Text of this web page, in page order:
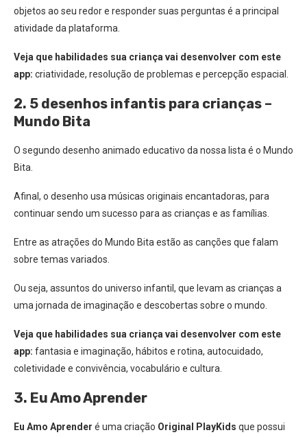
objetos ao seu redor e responder suas perguntas é a principal
atividade da plataforma.
Veja que habilidades sua criança vai desenvolver com este
app: criatividade, resolução de problemas e percepção espacial.
2. 5 desenhos infantis para crianças –
Mundo Bita
O segundo desenho animado educativo da nossa lista é o Mundo
Bita.
Afinal, o desenho usa músicas originais encantadoras, para
continuar sendo um sucesso para as crianças e as famílias.
Entre as atrações do Mundo Bita estão as canções que falam
sobre temas variados.
Ou seja, assuntos do universo infantil, que levam as crianças a
uma jornada de imaginação e descobertas sobre o mundo.
Veja que habilidades sua criança vai desenvolver com este
app: fantasia e imaginação, hábitos e rotina, autocuidado,
coletividade e convivência, vocabulário e cultura.
3. Eu Amo Aprender
Eu Amo Aprender é uma criação Original PlayKids que possui